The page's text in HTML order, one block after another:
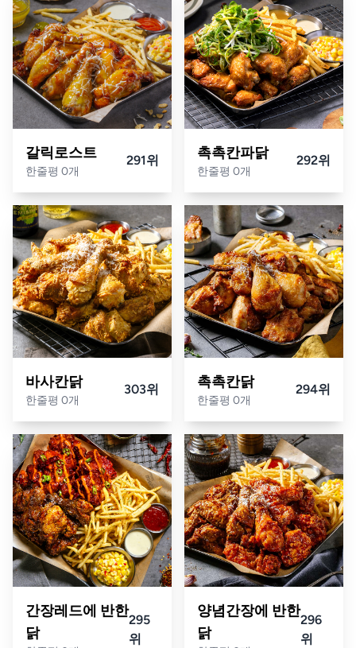
갈릭로스트
한줄평 0개
291위 촉촉칸파닭
한줄평 0개
292위
바사칸닭
한줄평 0개
303위 촉촉칸닭
한줄평 0개
294위
간장레드에 반한
닭
295
위
양념간장에 반한
닭
296
위